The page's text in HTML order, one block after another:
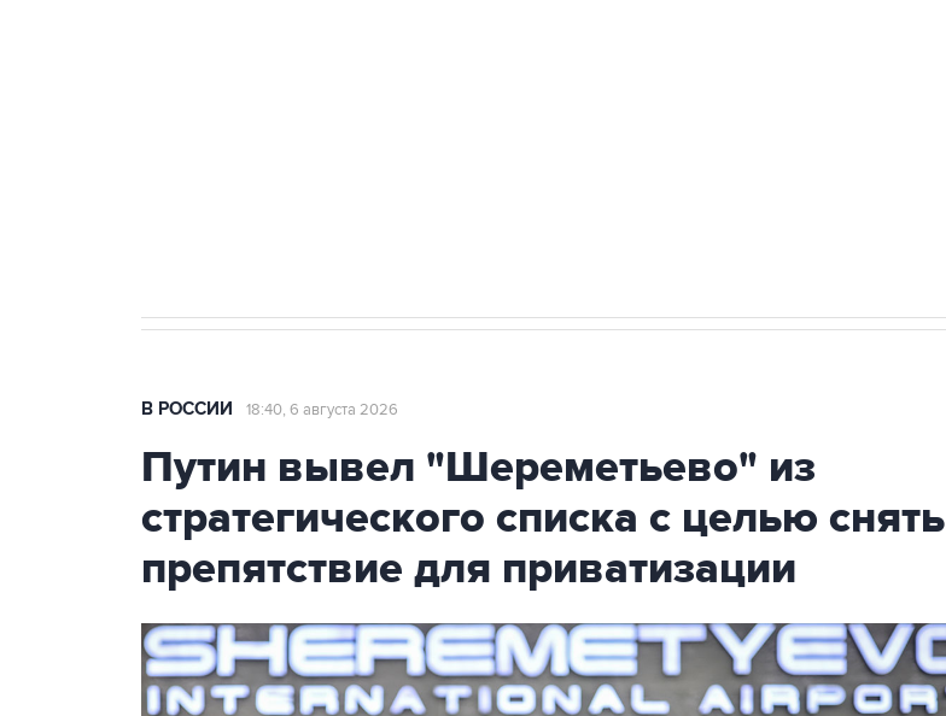
В РОССИИ 18:40, 6 августа 2026
Путин вывел "Шереметьево" из
стратегического списка с целью снять
препятствие для приватизации